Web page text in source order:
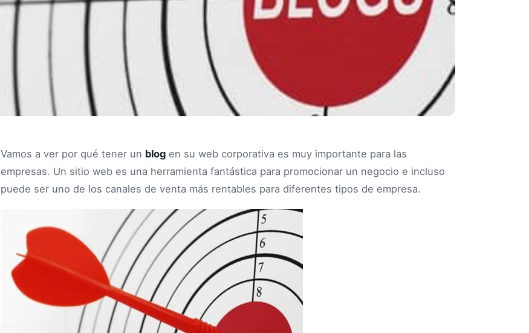
Vamos a ver por qué tener un blog en su web corporativa es muy importante para las
empresas. Un sitio web es una herramienta fantástica para promocionar un negocio e incluso
puede ser uno de los canales de venta más rentables para diferentes tipos de empresa.